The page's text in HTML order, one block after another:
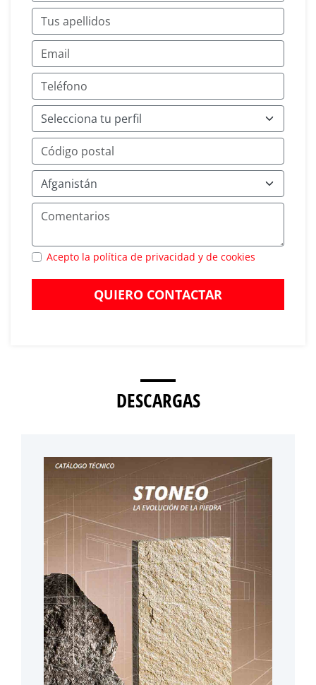
Acepto la política de privacidad y de cookies
QUIERO CONTACTAR
DESCARGAS